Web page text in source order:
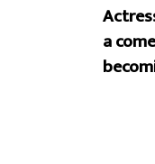
a